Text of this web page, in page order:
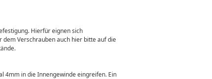
Hierfür eignen sich
Verschrauben auch hier bitte auf die
4mm in die Innengewinde eingreifen. Ein